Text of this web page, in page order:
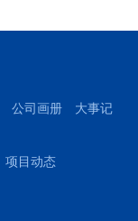
公司画册 大事记
项目动态